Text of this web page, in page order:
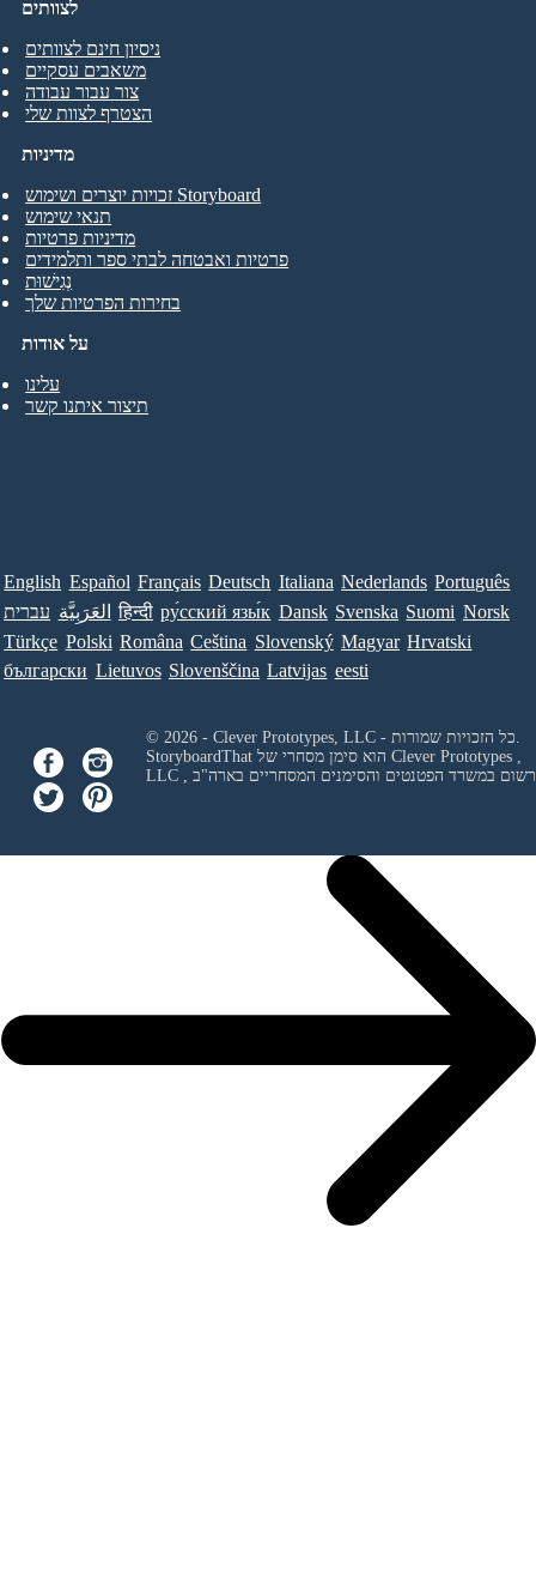
לצוותים
ניסיון חינם לצוותים
משאבים עסקיים
צור עבור עבודה
הצטרף לצוות שלי
על אודות
עלינו
תיצור איתנו קשר
מדיניות
זכויות יוצרים ושימוש Storyboard
תנאי שימוש
מדיניות פרטיות
פרטיות ואבטחה לבתי ספר ותלמידים
נְגִישׁוּת
בחירות הפרטיות שלך
English Español Français Deutsch Italiana Nederlands Português
עברית العَرَبِيَّة हिन्दी ру́сский язы́к Dansk Svenska Suomi Norsk
Türkçe Polski Româna Ceština Slovenský Magyar Hrvatski
български Lietuvos Slovenščina Latvijas eesti
© 2026 - Clever Prototypes, LLC - כל הזכויות שמורות.
Clever Prototypes ,
LLC
ורשום במשרד הפטנטים והסימנים המסחריים בארה"ב